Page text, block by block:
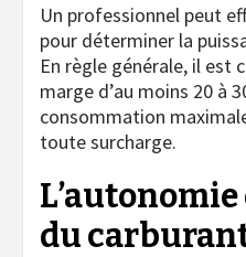
Un professionnel peut
pour déterminer la
En règle générale, il est
marge d’au moins 20 à
consommation
toute surcharge.
du